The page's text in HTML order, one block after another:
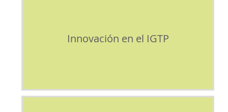
Innovación en el IGTP